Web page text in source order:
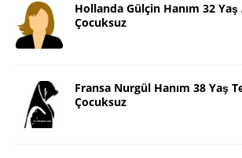
Hollanda Gülçin Hanım 32 Yaş
Çocuksuz
Fransa Nurgül Hanım 38 Yaş
Çocuksuz